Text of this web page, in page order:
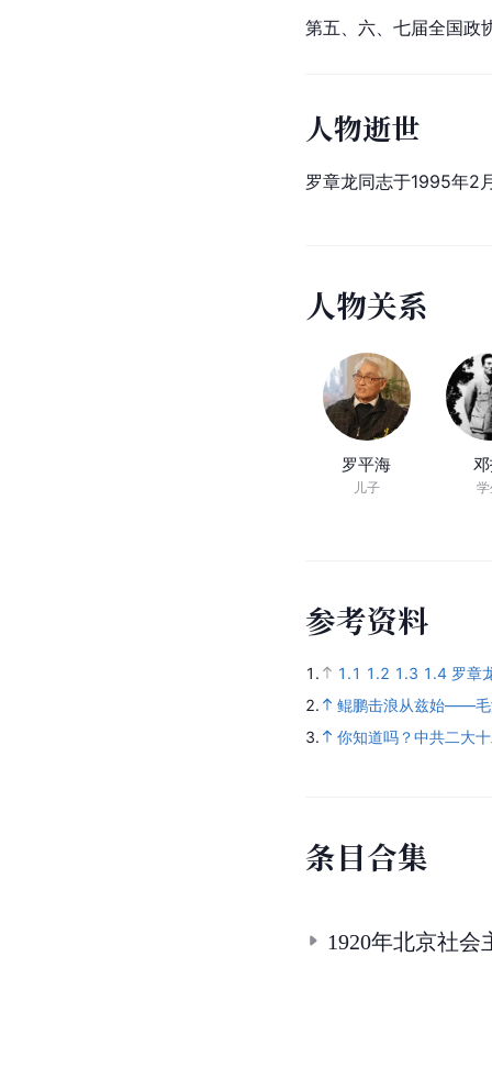
第五、六、七届全国政
人物逝世
罗章龙同志于1995年2
人物关系
罗平海
儿子
参考资料
1. 1.1 1.2 1.3 1.4 罗章
2.
鲲鹏击浪从兹始——毛
3.
你知道吗？中共二大
条目合集
1920年北京社